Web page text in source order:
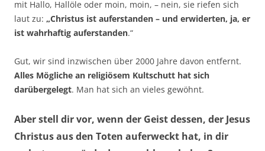
mit Hallo, Hallöle oder moin, moin, – nein, sie riefen sich
laut zu: „Christus ist auferstanden – und erwiderten, ja, er
ist wahrhaftig auferstanden.“
Gut, wir sind inzwischen über 2000 Jahre davon entfernt.
Alles Mögliche an religiösem Kultschutt hat sich
darübergelegt. Man hat sich an vieles gewöhnt.
Aber stell dir vor, wenn der Geist dessen, der Jesus
Christus aus den Toten auferweckt hat, in dir